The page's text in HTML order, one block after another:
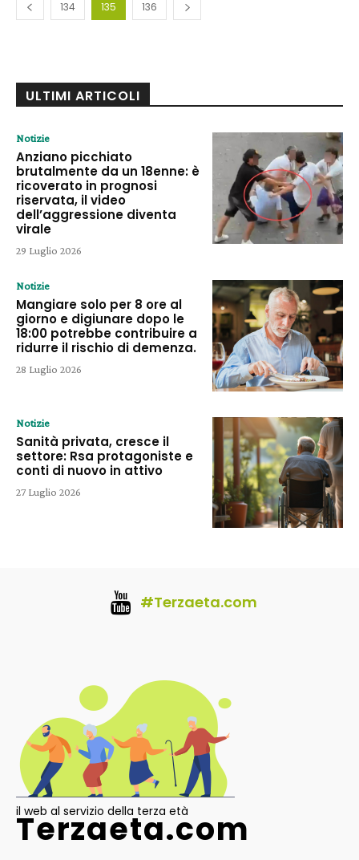
134 135 136
ULTIMI ARTICOLI
Notizie
Anziano picchiato
brutalmente da un 18enne: è
ricoverato in prognosi
riservata, il video
dell’aggressione diventa
virale
29 Luglio 2026
Notizie
Mangiare solo per 8 ore al
giorno e digiunare dopo le
18:00 potrebbe contribuire a
ridurre il rischio di demenza.
28 Luglio 2026
Notizie
Sanità privata, cresce il
settore: Rsa protagoniste e
conti di nuovo in attivo
27 Luglio 2026
#Terzaeta.com
il web al servizio della terza età
Terzaeta.com